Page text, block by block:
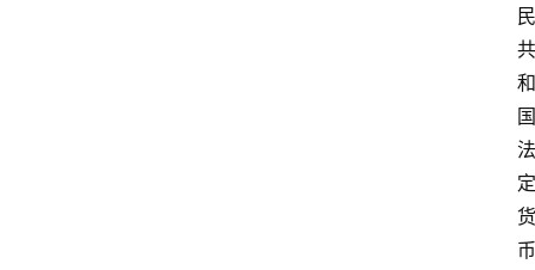
民
共
和
国
法
定
货
币